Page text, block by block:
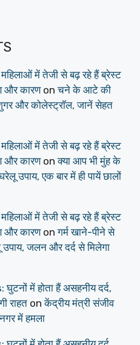
में तेजी से बढ़ रहे हैं ब्रेस्ट
और कारणonचने के आटे की
शुगर और कोलेस्ट्रॉल, जानें सेहत
में तेजी से बढ़ रहे हैं ब्रेस्ट
और कारणonक्या आप भी मुंह के
उपाय, एक बार में ही पायें छालों
में तेजी से बढ़ रहे हैं ब्रेस्ट
और कारणonगर्म खाने-पीने से
जलन और दर्द से मिलेगा
में होता हैं असहनीय दर्द,
राहत onकेंद्रीय मंत्री संजीव
में हमला